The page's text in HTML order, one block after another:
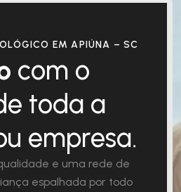
EM APIÚNA – SC
com o
toda a
empresa.
e uma rede de
espalhada por todo